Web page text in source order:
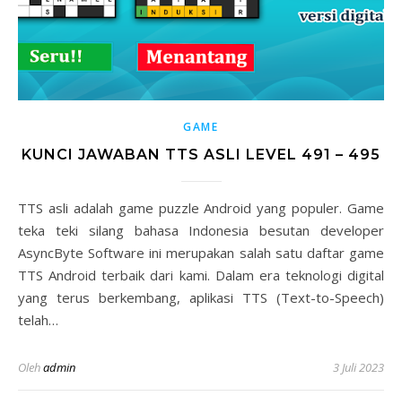
GAME
KUNCI JAWABAN TTS ASLI LEVEL 491 – 495
TTS asli adalah game puzzle Android yang populer. Game
teka teki silang bahasa Indonesia besutan developer
AsyncByte Software ini merupakan salah satu daftar game
TTS Android terbaik dari kami. Dalam era teknologi digital
yang terus berkembang, aplikasi TTS (Text-to-Speech)
telah…
Olehadmin 3 Juli 2023